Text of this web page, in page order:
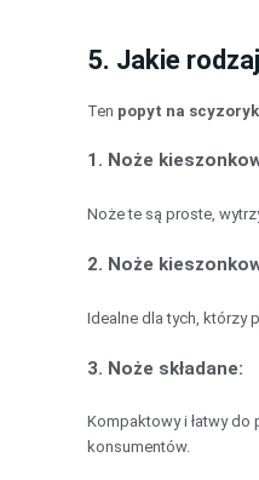
5. Jakie
Ten popyt na
1. Noże
Noże te są proste,
2. Noże
Idealne dla tych, którzy
3. Noże składane:
Kompaktowy i łatwy do
konsumentów.